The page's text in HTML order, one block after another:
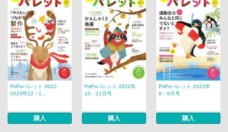
PriPriパレット 2022-
2023年12・1...
購入
PriPriパレット 2022年
10・11月号
購入
PriPriパレット 2022年
8・9月号
購入